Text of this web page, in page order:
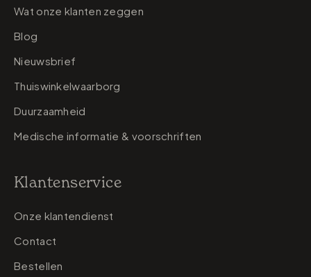
Wat onze klanten zeggen
Blog
Nieuwsbrief
Thuiswinkelwaarborg
Duurzaamheid
Medische informatie & voorschriften
Klantenservice
Onze klantendienst
Contact
Bestellen